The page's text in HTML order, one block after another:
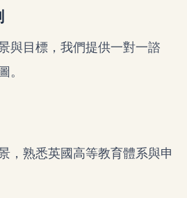
與目標，我們提供一對一諮
。
，熟悉英國高等教育體系與申